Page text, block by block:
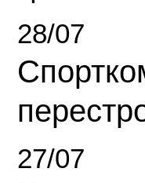
28/07
27/07